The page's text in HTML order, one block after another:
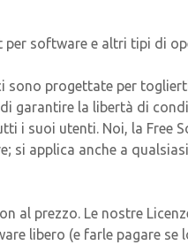
per software e altri tipi di
sono progettate per
garantire la libertà di
i suoi utenti. Noi, la Free
si applica anche a
prezzo. Le nostre
libero (e farle pagare se